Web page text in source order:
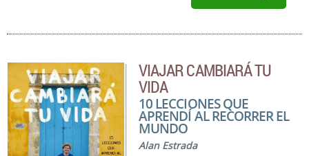
VIAJAR CAMBIARÁ TU
VIDA
10 LECCIONES QUE
APRENDÍ AL RECORRER EL
MUNDO
Alan Estrada